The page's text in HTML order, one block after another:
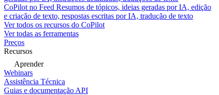
CoPilot no Feed Resumos de tópicos, ideias geradas por IA, edição
e criação de texto, respostas escritas por IA, tradução de texto
Ver todos os recursos do CoPilot
Ver todas as ferramentas
Preços
Recursos
Aprender
Webinars
Assistência Técnica
Guias e documentação API